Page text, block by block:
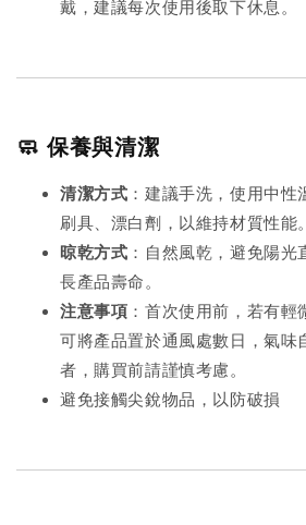
戴，建議每次使用後取下休息。
🧼 保養與清潔
清潔方式 ：建議手洗，使用中
刷具、漂白劑，以維持材質性能。
晾乾方式 ：自然風乾，避免陽
長產品壽命。
注意事項 ：首次使用前，若有輕
可將產品置於通風處數日，氣味
者，購買前請謹慎考慮。
避免接觸尖銳物品，以防破損